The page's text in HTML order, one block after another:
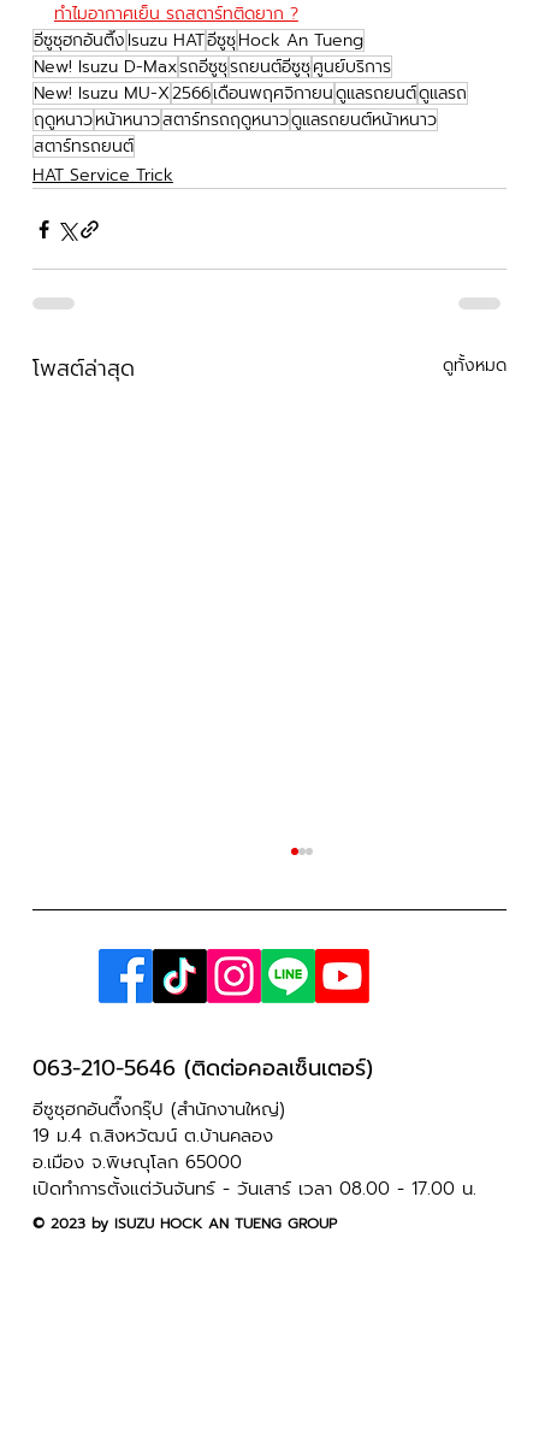
ทำไมอากาศเย็น รถสตาร์ทติดยาก ?
อีซูซุฮกอันตึ๊งIsuzu HATอีซูซุHock An Tueng
New! Isuzu D-Maxรถอีซูซุรถยนต์อีซูซุศูนย์บริการ
New! Isuzu MU-X2566เดือนพฤศจิกายนดูแลรถยนต์ดูแลรถ
ฤดูหนาวหน้าหนาวสตาร์ทรถฤดูหนาวดูแลรถยนต์หน้าหนาว
สตาร์ทรถยนต์
HAT Service Trick
โพสต์ล่าสุด ดูทั้งหมด
รถน้ำมันใกล้หมด จะขับต่อไปจนถึงจุดหมาย
หรือแวะปั้มให้สบายใจดี ?
​© 2023 by ISUZU HOCK AN TUENG GROUP
063-210-5646 (ติดต่อคอลเซ็นเตอร์)
อีซูซุฮกอันตึ๊งกรุ๊ป (สำนักงานใหญ่)
19 ม.4 ถ.สิงหวัฒน์ ต.บ้านคลอง
อ.เมือง จ.พิษณุโลก 65000
เปิดทำการตั้งแต่วันจันทร์ - วันเสาร์ เวลา 08.00 - 17.00 น.